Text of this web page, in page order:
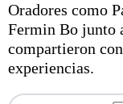
Arte y cultura
Oradores como
Fermin Bo junto
compartieron
experiencias.